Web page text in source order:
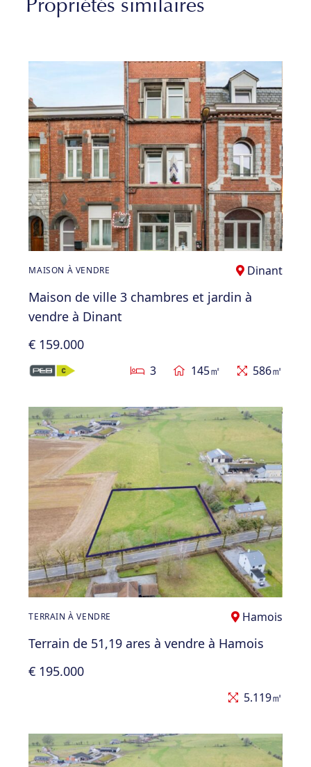
Propriétés similaires
MAISON À VENDRE Dinant
Maison de ville 3 chambres et jardin à
vendre à Dinant
€ 159.000
3 145㎡ 586㎡
TERRAIN À VENDRE Hamois
Terrain de 51,19 ares à vendre à Hamois
€ 195.000
5.119㎡